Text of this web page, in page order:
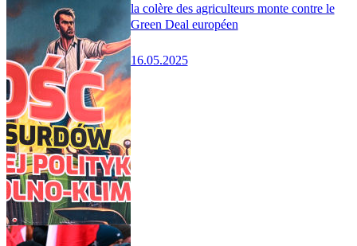
la colère des agriculteurs monte contre le
Green Deal européen
16.05.2025